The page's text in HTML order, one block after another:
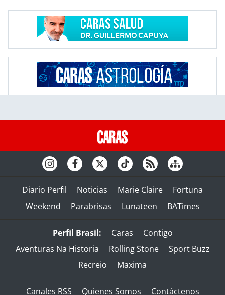
Diario Perfil Noticias Marie Claire
Fortuna
Weekend
Parabrisas Lunateen BATimes
Perfil Brasil: Caras
Contigo
Aventuras Na Historia
Rolling Stone
Sport Buzz
Recreio
Maxima
Canales RSS Quienes Somos Contáctenos